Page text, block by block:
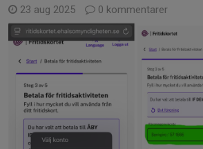
23 aug 2025 0 kommentarer